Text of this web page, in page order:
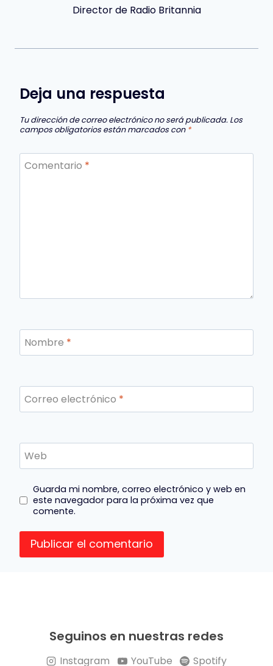
Director de Radio Britannia
Deja una respuesta
Tu dirección de correo electrónico no será publicada. Los
campos obligatorios están marcados con *
Comentario *
Nombre *
Correo electrónico *
Web
Guarda mi nombre, correo electrónico y web en
este navegador para la próxima vez que
comente.
Seguinos en nuestras redes
Instagram YouTube Spotify